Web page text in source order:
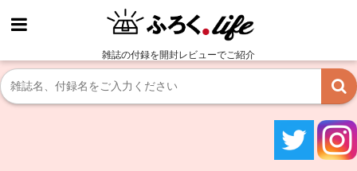
雑誌の付録を開封レビューでご紹介